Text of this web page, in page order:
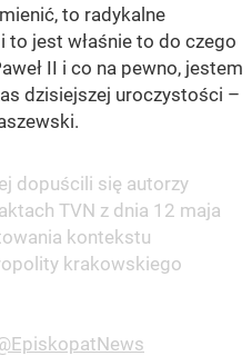
to radykalne
to jest właśnie to do czego
II i co na pewno, jestem
dzisiejszej uroczystości –
dopuścili się autorzy
TVN z dnia 12 maja
kontekstu
krakowskiego